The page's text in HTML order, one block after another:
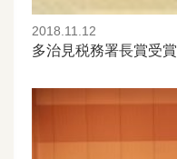
2018.11.12
多治見税務署長賞受賞